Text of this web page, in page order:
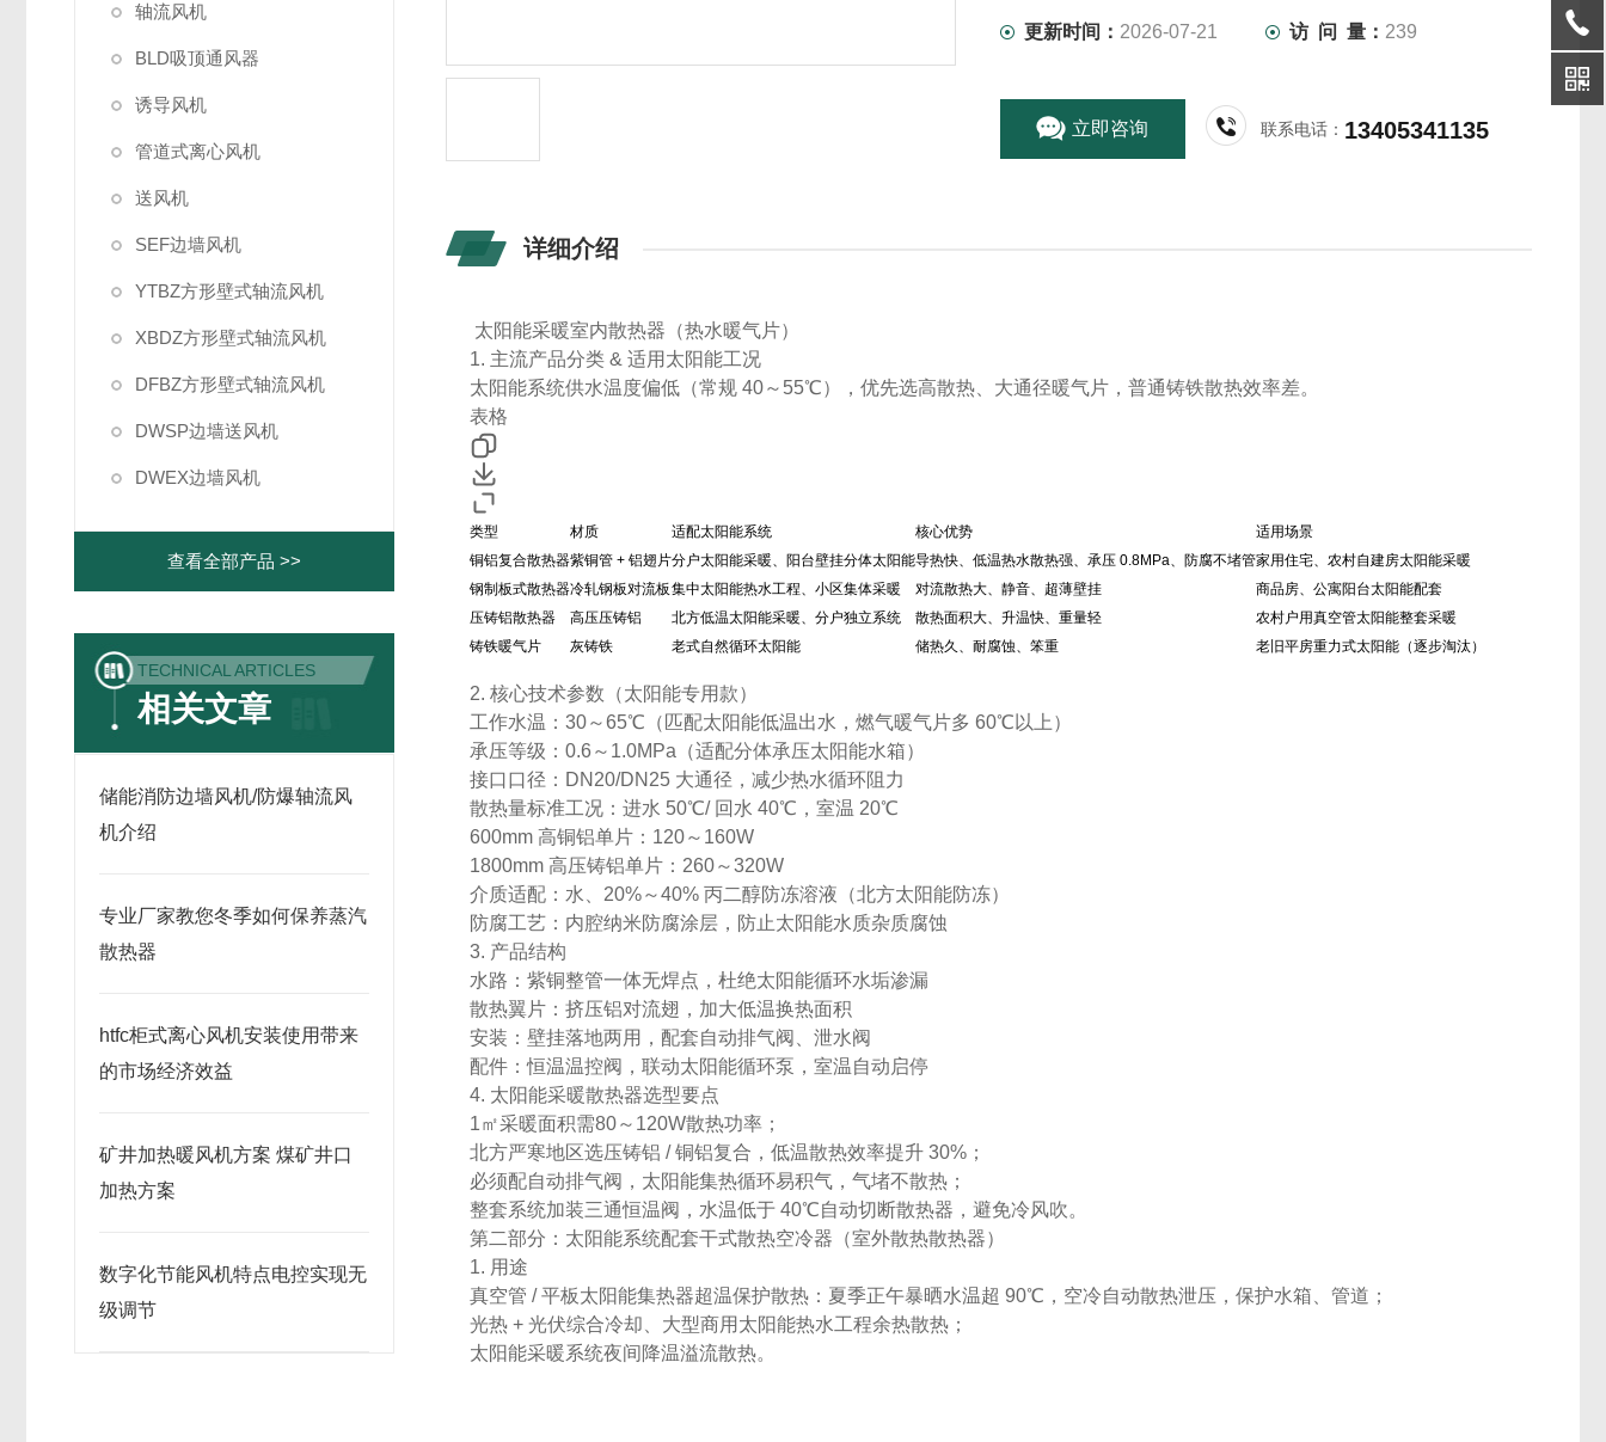
轴流风机
BLD吸顶通风器
诱导风机
管道式离心风机
送风机
SEF边墙风机
YTBZ方形壁式轴流风机
XBDZ方形壁式轴流风机
DFBZ方形壁式轴流风机
DWSP边墙送风机
DWEX边墙风机
查看全部产品 >>
TECHNICAL ARTICLES
相关文章
储能消防边墙风机/防爆轴流风
机介绍
专业厂家教您冬季如何保养蒸汽
散热器
htfc柜式离心风机安装使用带来
的市场经济效益
矿井加热暖风机方案 煤矿井口
加热方案
数字化节能风机特点电控实现无
级调节
更新时间： 2026-07-21 访 问 量： 239
立即咨询 联系电话： 13405341135
详细介绍
太阳能采暖室内散热器（热水暖气片）
1. 主流产品分类 & 适用太阳能工况
太阳能系统供水温度偏低（常规 40～55℃），优先选高散热、大通径暖气片，普通铸铁散热效率差。
表格
类型 材质 适配太阳能系统 核心优势
适用场景
铜铝复合散热器紫铜管 + 铝翅片分户太阳能采暖、阳台壁挂分体太阳能导热快、低温热水散热强、承压 0.8MPa、防腐不堵管家用住宅、农村自建房太阳能采暖
钢制板式散热器冷轧钢板对流板集中太阳能热水工程、小区集体采暖 对流散热大、静音、超薄壁挂
商品房、公寓阳台太阳能配套
压铸铝散热器
高压压铸铝 北方低温太阳能采暖、分户独立系统 散热面积大、升温快、重量轻
农村户用真空管太阳能整套采暖
铸铁暖气片
灰铸铁 老式自然循环太阳能 储热久、耐腐蚀、笨重 老旧平房重力式太阳能（逐步淘汰）
2. 核心技术参数（太阳能专用款）
工作水温：30～65℃（匹配太阳能低温出水，燃气暖气片多 60℃以上）
承压等级：0.6～1.0MPa（适配分体承压太阳能水箱）
接口口径：DN20/DN25 大通径，减少热水循环阻力
散热量标准工况：进水 50℃/ 回水 40℃，室温 20℃
600mm 高铜铝单片：120～160W
1800mm 高压铸铝单片：260～320W
介质适配：水、20%～40% 丙二醇防冻溶液（北方太阳能防冻）
防腐工艺：内腔纳米防腐涂层，防止太阳能水质杂质腐蚀
3. 产品结构
水路：紫铜整管一体无焊点，杜绝太阳能循环水垢渗漏
散热翼片：挤压铝对流翅，加大低温换热面积
安装：壁挂落地两用，配套自动排气阀、泄水阀
配件：恒温温控阀，联动太阳能循环泵，室温自动启停
4. 太阳能采暖散热器选型要点
1㎡采暖面积需80～120W散热功率；
北方严寒地区选压铸铝 / 铜铝复合，低温散热效率提升 30%；
必须配自动排气阀 ，太阳能集热循环易积气，气堵不散热；
整套系统加装三通恒温阀，水温低于 40℃自动切断散热器，避免冷风吹。
第二部分：太阳能系统配套干式散热空冷器（室外散热散热器）
1. 用途
真空管 / 平板太阳能集热器超温保护散热 ：夏季正午暴晒水温超 90℃，空冷自动散热泄压，保护水箱、管道；
光热 + 光伏综合冷却、大型商用太阳能热水工程余热散热；
太阳能采暖系统夜间降温溢流散热。